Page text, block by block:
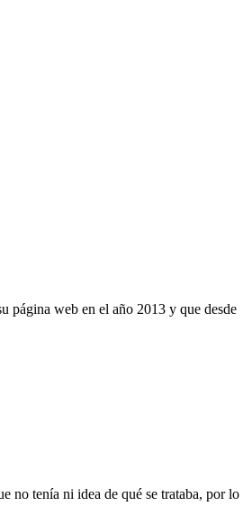
página web en el año 2013 y que desde
no tenía ni idea de qué se trataba, por lo